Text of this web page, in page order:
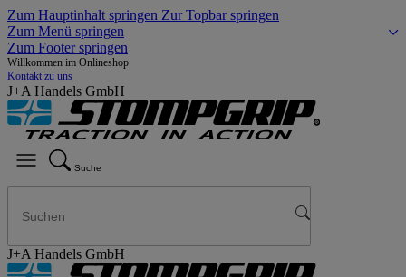
Zum Hauptinhalt springen Zur Topbar springen
Zum Menü springen
Zum Footer springen
Willkommen im Onlineshop
Kontakt zu uns
J+A Handels GmbH
Suche
J+A Handels GmbH